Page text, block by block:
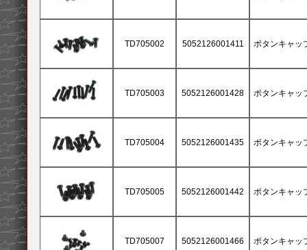
TD705002 5052126001411 ボタンキャッ
TD705003 5052126001428 ボタンキャッ
TD705004 5052126001435 ボタンキャッ
TD705005 5052126001442 ボタンキャッ
TD705007 5052126001466 ボタンキャッ